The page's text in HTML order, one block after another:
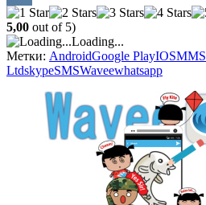
VK
5,00 out of 5)
Loading...
Метки: AndroidGoogle PlayIOSMMS
LtdskypeSMSWaveewhatsapp